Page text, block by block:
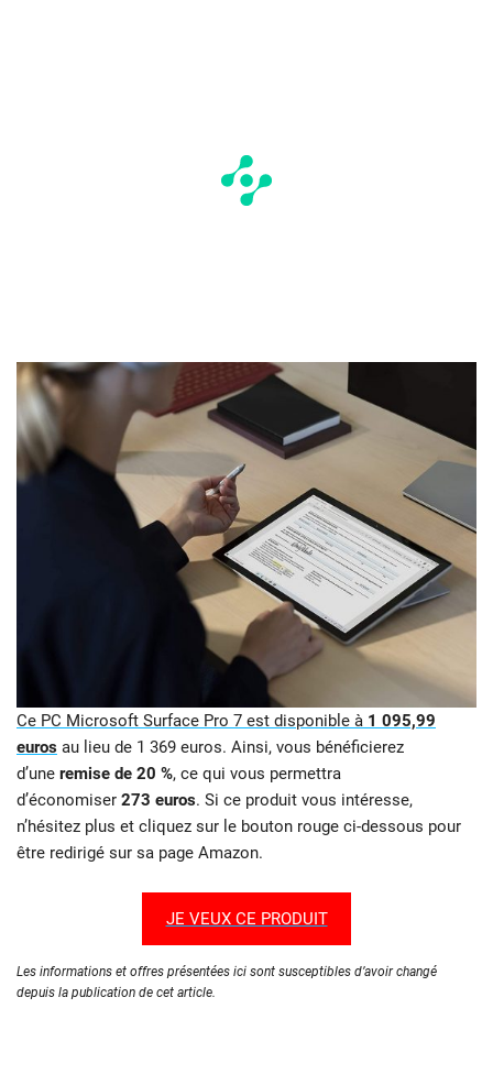
Ce PC Microsoft Surface Pro 7 est disponible à 1 095,99
euros au lieu de 1 369 euros. Ainsi, vous bénéficierez
d’une remise de 20 %, ce qui vous permettra
d’économiser 273 euros. Si ce produit vous intéresse,
n’hésitez plus et cliquez sur le bouton rouge ci-dessous pour
être redirigé sur sa page Amazon.
JE VEUX CE PRODUIT
Les informations et offres présentées ici sont susceptibles d’avoir changé
depuis la publication de cet article.